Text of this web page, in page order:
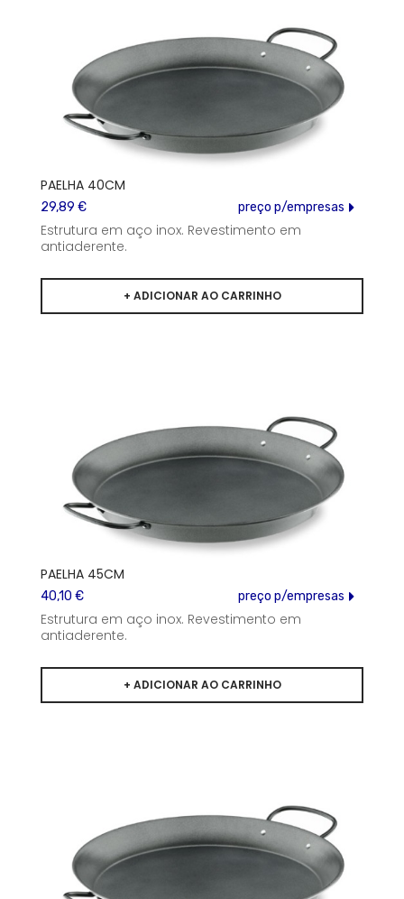
PAELHA 40CM
29,89 € preço p/empresas
Estrutura em aço inox. Revestimento em
antiaderente.
PAELHA 45CM
40,10 € preço p/empresas
Estrutura em aço inox. Revestimento em
antiaderente.